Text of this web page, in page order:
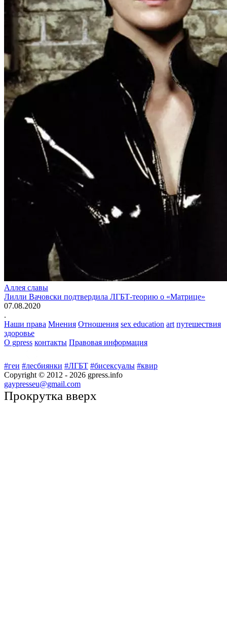
Аллея славы
Лилли Вачовски подтвердила ЛГБТ-теорию о «Матрице»
07.08.2020
.
Наши права Мнения Отношения sex education art путешествия
здоровье
О gpress контакты Правовая информация
#геи #лесбиянки #ЛГБТ #бисексуалы #квир
Copyright © 2012 - 2026 gpress.info
gaypresseu@gmail.com
Прокрутка вверх